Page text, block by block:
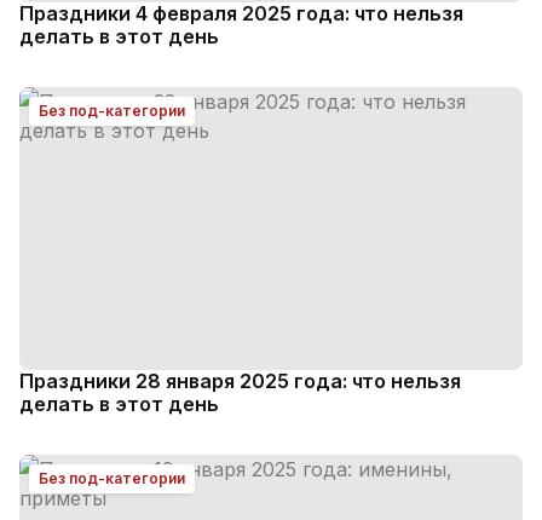
Праздники 4 февраля 2025 года: что нельзя
делать в этот день
Без под-категории
Праздники 28 января 2025 года: что нельзя
делать в этот день
Без под-категории